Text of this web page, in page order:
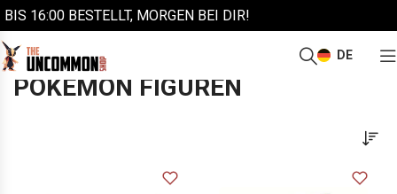
BIS 16:00 BESTELLT, MORGEN BEI DIR!
DE
Start/Collectibles/
POKÉMON FIGUREN